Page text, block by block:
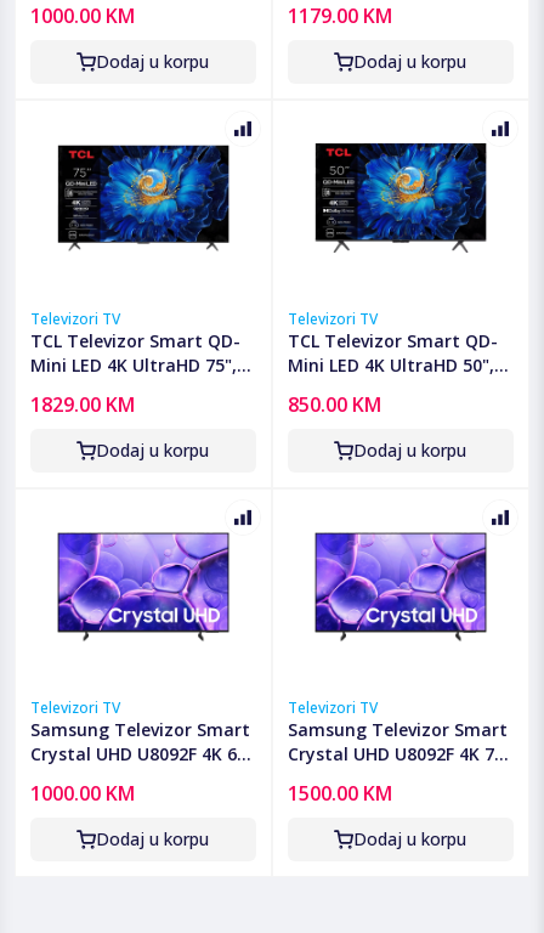
1000.00 KM
Dodaj u korpu
1179.00 KM
Dodaj u korpu
Televizori TV
TCL Televizor Smart QD-
Mini LED 4K UltraHD 75",
1829.00 KM
Dodaj u korpu
Televizori TV
TCL Televizor Smart QD-
Mini LED 4K UltraHD 50",
850.00 KM
Dodaj u korpu
Televizori TV
Samsung Televizor Smart
Crystal UHD U8092F 4K 65"
1000.00 KM
Dodaj u korpu
Televizori TV
Samsung Televizor Smart
Crystal UHD U8092F 4K 75"
1500.00 KM
Dodaj u korpu